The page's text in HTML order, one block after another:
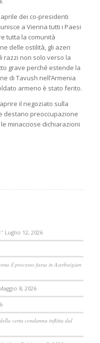
aprile dei co-presidenti
a Vienna tutti i Paesi
tutta la comunità
delle ostilità, gli azeri
razzi non solo verso la
grave perché estende la
di Tavush nell’Armenia
armeno è stato ferito.
il negoziato sulla
destano preoccupazione
minacciose dichiarazioni
Luglio 12, 2026
il processo farsa in Azerbaigian
8, 2026
certa condanna inflitta dal